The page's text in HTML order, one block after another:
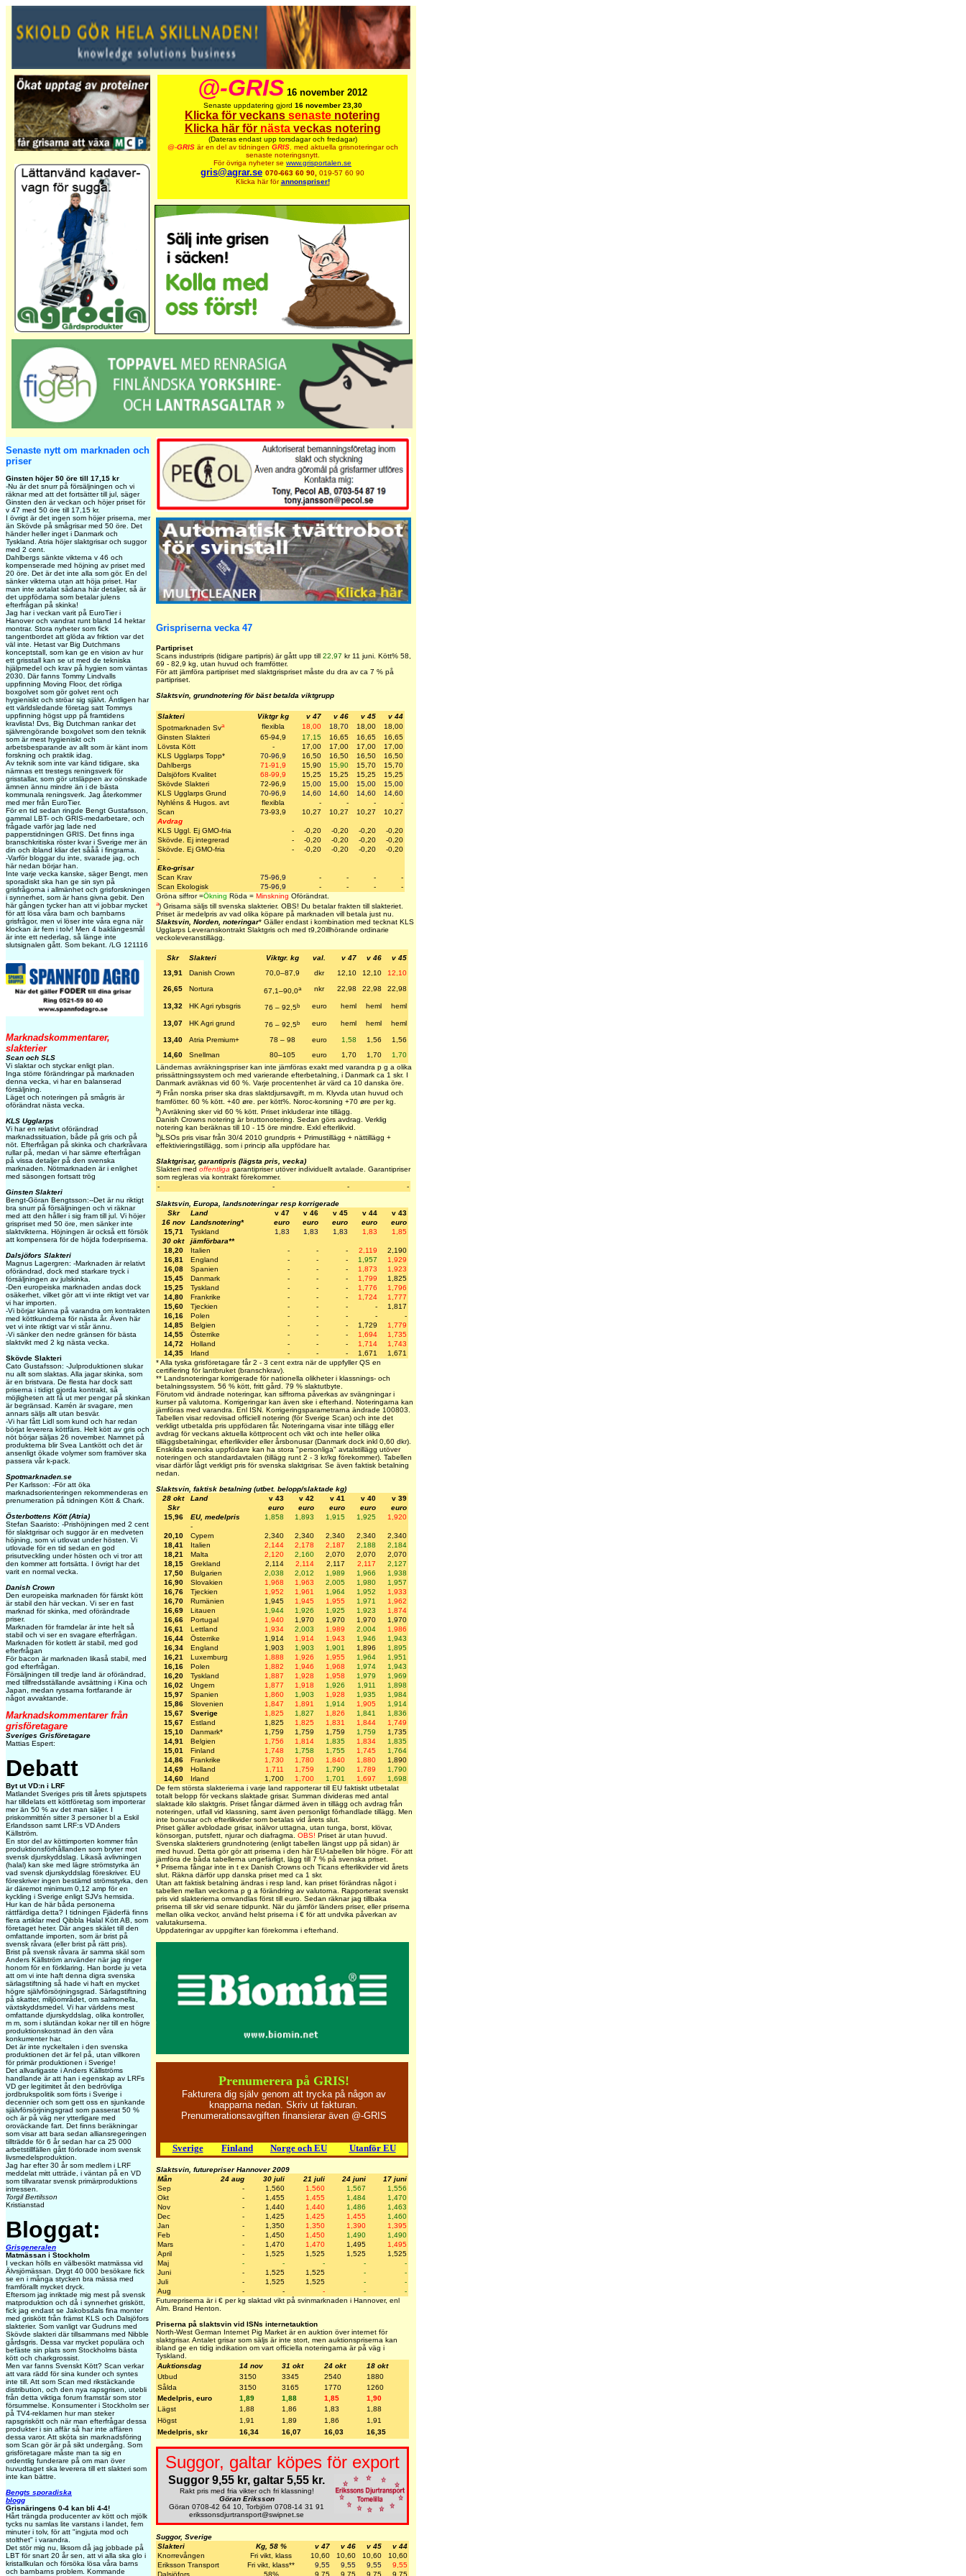
@-GRIS 16 november 2012
Senaste uppdatering gjord 16 november 23,30
Klicka för veckans senaste notering
Klicka här för nästa veckas notering
(Dateras endast upp torsdagar och fredagar)
@-GRIS är en del av tidningen GRIS, med aktuella grisnoteringaroch
senaste noteringsnytt.
För övriga nyheter se www.grisportalen.se
gris@agrar.se 070-663 60 90, 019-57 60 90
Klicka här förannonspriser!
Senaste nytt om marknaden och
priser
Ginsten höjer 50 öre till 17,15 kr
-Nu är det snurr på försäljningen och vi
räknar med att det fortsätter till jul, säger
Ginsten den är veckan och höjer priset för
v 47 med 50 öre till 17,15 kr.
I övrigt är det ingen som höjer priserna, mer
än Skövde på smågrisar med 50 öre. Det
händer heller inget i Danmark och
Tyskland. Atria höjer slaktgrisar och suggor
med 2 cent.
Dahlbergs sänkte vikterna v 46 och
kompenserade med höjning av priset med
20 öre. Det är det inte alla som gör. En del
sänker vikterna utan att höja priset. Har
man inte avtalat sådana här detaljer, så är
det uppfödarna som betalar julens
efterfrågan på skinka!
Jag har i veckan varit på EuroTier i
Hanover och vandrat runt bland 14 hektar
montrar. Stora nyheter som fick
tangentbordet att glöda av friktion var det
väl inte. Hetast var Big Dutchmans
konceptstall, som kan ge en vision av hur
ett grisstall kan se ut med de tekniska
hjälpmedel och krav på hygien som väntas
2030. Där fanns Tommy Lindvalls
uppfinning Moving Floor, det rörliga
boxgolvet som gör golvet rent och
hygieniskt och ströar sig självt. Äntligen har
ett världsledande företag satt Tommys
uppfinning högst upp på framtidens
kravlista! Dvs, Big Dutchman rankar det
självrengörande boxgolvet som den teknik
som är mest hygieniskt och
arbetsbesparande av allt som är känt inom
forskning och praktik idag.
Av teknik som inte var känd tidigare, ska
nämnas ett trestegs reningsverk för
grisstallar, som gör utsläppen av oönskade
ämnen ännu mindre än i de bästa
kommunala reningsverk. Jag återkommer
med mer från EuroTier.
För en tid sedan ringde Bengt Gustafsson,
gammal LBT- och GRIS-medarbetare, och
frågade varför jag lade ned
papperstidningen GRIS. Det finns inga
branschkritiska röster kvar i Sverige mer än
din och ibland kliar det sååå i fingrarna.
-Varför bloggar du inte, svarade jag, och
här nedan börjar han.
Inte varje vecka kanske, säger Bengt, men
sporadiskt ska han ge sin syn på
grisfrågorna i allmänhet och grisforskningen
i synnerhet, som är hans givna gebit. Den
här gången tycker han att vi jobbar mycket
för att lösa våra barn och barnbarns
grisfrågor, men vi löser inte våra egna när
klockan är fem i tolv! Men 4 baklängesmål
är inte ett nederlag, så länge inte
slutsignalen gått. Som bekant. /LG 121116
Marknadskommentarer,
slakterier
Scan och SLS
Vi slaktar och styckar enligt plan.
Inga större förändringar på marknaden
denna vecka, vi har en balanserad
försäljning.
Läget och noteringen på smågris är
oförändrat nästa vecka.
KLS Ugglarps
Vi har en relativt oförändrad
marknadssituation, både på gris och på
nöt. Efterfrågan på skinka och charkråvara
rullar på, medan vi har sämre efterfrågan
på vissa detaljer på den svenska
marknaden. Nötmarknaden är i enlighet
med säsongen fortsatt trög
Ginsten Slakteri
Bengt-Göran Bengtsson:--Det är nu riktigt
bra snurr på försäljningen och vi räknar
med att den håller i sig fram till jul. Vi höjer
grispriset med 50 öre, men sänker inte
slaktvikterna. Höjningen är också ett försök
att kompensera för de höjda foderpriserna.
Dalsjöfors Slakteri
Magnus Lagergren: -Marknaden är relativt
oförändrad, dock med starkare tryck i
försäljningen av julskinka.
-Den europeiska marknaden andas dock
osäkerhet, vilket gör att vi inte riktigt vet var
vi har importen.
-Vi börjar känna på varandra om kontrakten
med köttkunderna för nästa år. Även här
vet vi inte riktigt var vi står ännu.
-Vi sänker den nedre gränsen för bästa
slaktvikt med 2 kg nästa vecka.
Skövde Slakteri
Cato Gustafsson: -Julproduktionen slukar
nu allt som slaktas. Alla jagar skinka, som
är en bristvara. De flesta har dock satt
priserna i tidigt gjorda kontrakt, så
möjligheten att få ut mer pengar på skinkan
är begränsad. Karrén är svagare, men
annars säljs allt utan besvär.
-Vi har fått Lidl som kund och har redan
börjat leverera köttfärs. Helt kött av gris och
nöt börjar säljas 26 november. Namnet på
produkterna blir Svea Lantkött och det är
ansenligt ökade volymer som framöver ska
passera vår k-pack.
Spotmarknaden.se
Per Karlsson: -För att öka
marknadsorienteringen rekommenderas en
prenumeration på tidningen Kött & Chark.
Österbottens Kött (Atria)
Stefan Saaristo: -Prishöjningen med 2 cent
för slaktgrisar och suggor är en medveten
höjning, som vi utlovat under hösten. Vi
utlovade för en tid sedan en god
prisutveckling under hösten och vi tror att
den kommer att fortsätta. I övrigt har det
varit en normal vecka.
Danish Crown
Den europeiska marknaden för färskt kött
är stabil den här veckan. Vi ser en fast
marknad för skinka, med oförändrade
priser.
Marknaden för framdelar är inte helt så
stabil och vi ser en svagare efterfrågan.
Marknaden för kotlett är stabil, med god
efterfrågan
För bacon är marknaden likaså stabil, med
god efterfrågan.
Försäljningen till tredje land är oförändrad,
med tillfredsställande avsättning i Kina och
Japan, medan ryssarna fortfarande är
något avvaktande.
Marknadskommentarer från
grisföretagare
Sveriges Grisföretagare
Mattias Espert:
Debatt
Byt ut VD:n i LRF
Matlandet Sveriges pris till årets spjutspets
har tilldelats ett köttföretag som importerar
mer än 50 % av det man säljer. I
priskommittén sitter 3 personer bl a Eskil
Erlandsson samt LRF:s VD Anders
Källström.
En stor del av köttimporten kommer från
produktionsförhållanden som bryter mot
svensk djurskyddslag. Likaså avlivningen
(halal) kan ske med lägre strömstyrka än
vad svensk djurskyddslag föreskriver. EU
föreskriver ingen bestämd strömstyrka, den
är däremot minimum 0,12 amp för en
kyckling i Sverige enligt SJVs hemsida.
Hur kan de här båda personerna
rättfärdiga detta? I tidningen Fjäderfä finns
flera artiklar med Qibbla Halal Kött AB, som
företaget heter. Där anges skälet till den
omfattande importen, som är brist på
svensk råvara (eller brist på rätt pris).
Brist på svensk råvara är samma skäl som
Anders Källström använder när jag ringer
honom för en förklaring. Han borde ju veta
att om vi inte haft denna digra svenska
särlagstiftning så hade vi haft en mycket
högre självförsörjningsgrad. Särlagstiftning
på skatter, miljöområdet, om salmonella,
växtskyddsmedel. Vi har världens mest
omfattande djurskyddslag, olika kontroller,
m m, som i slutändan kokar ner till en högre
produktionskostnad än den våra
konkurrenter har.
Det är inte nyckeltalen i den svenska
produktionen det är fel på, utan villkoren
för primär produktionen i Sverige!
Det allvarligaste i Anders Källströms
handlande är att han i egenskap av LRFs
VD ger legitimitet åt den bedrövliga
jordbrukspolitik som förts i Sverige i
decennier och som gett oss en sjunkande
självförsörjningsgrad som passerat 50 %
och är på väg ner ytterligare med
oroväckande fart. Det finns beräkningar
som visar att bara sedan alliansregeringen
tillträdde för 6 år sedan har ca 25 000
arbetstillfällen gått förlorade inom svensk
livsmedelsproduktion.
Jag har efter 30 år som medlem i LRF
meddelat mitt utträde, i väntan på en VD
som tillvaratar svensk primärproduktions
intressen.
Torgil Bertilsson
Kristianstad
Bloggat:
Grisgeneralen
Matmässan i Stockholm
I veckan hölls en välbesökt matmässa vid
Älvsjömässan. Drygt 40 000 besökare fick
se en i många stycken bra mässa med
framförallt mycket dryck.
Eftersom jag inriktade mig mest på svensk
matproduktion och då i synnerhet griskött,
fick jag endast se Jakobsdals fina monter
med griskött från främst KLS och Dalsjöfors
slakterier. Som vanligt var Gudruns med
Skövde slakteri där tillsammans med Nibble
gårdsgris. Dessa var mycket populära och
befäste sin plats som Stockholms bästa
kött och charkgrossist.
Men var fanns Svenskt Kött? Scan verkar
att vara rädd för sina kunder och syntes
inte till. Att som Scan med rikstäckande
distribution, och den nya rapsgrisen, utebli
från detta viktiga forum framstår som stor
försummelse. Konsumenter i Stockholm ser
på TV4-reklamen hur man steker
rapsgriskött och när man efterfrågar dessa
produkter i sin affär så har inte affären
dessa varor. Att sköta sin marknadsföring
som Scan gör är på sikt undergång. Som
grisföretagare måste man ta sig en
ordentlig funderare på om man över
huvudtaget ska leverera till ett slakteri som
inte kan bättre.
Bengts sporadiska
blogg
Grisnäringens 0-4 kan bli 4-4!
Hårt trängda producenter av kött och mjölk
tycks nu samlas lite varstans i landet, fem
minuter i tolv, för att "ingjuta mod och
stolthet" i varandra.
Det stör mig nu, liksom då jag jobbade på
LBT för snart 20 år sen, att vi alla ska glo i
kristallkulan och försöka lösa våra barns
och barnbarns problem. Kommande
Grispriserna vecka 47
Partipriset
Scans industripris (tidigare partipris) är gått upp till 22,97 kr 11 juni. Kött% 58,
69 - 82,9 kg, utan huvud och framfötter.
För att jämföra partipriset med slaktgrispriset måste du dra av ca 7 % på
partipriset.
Slaktsvin, grundnotering för bäst betalda viktgrupp
Slakteri Viktgr kg v 47 v 46 v 45
v 44
Spotmarknaden Sva flexibla 18,00 18,70 18,00
18,00
Ginsten Slakteri
65-94,9 17,15 16,65 16,65
16,65
Lövsta Kött
- 17,00 17,00 17,00
17,00
KLS Ugglarps Topp* 70-96,9 16,50 16,50 16,50
16,50
Dahlbergs
71-91,9 15,90 15,90 15,70
15,70
Dalsjöfors Kvalitet
68-99,9 15,25 15,25 15,25
15,25
Skövde Slakteri
72-96,9 15,00 15,00 15,00
15,00
KLS Ugglarps Grund
70-96,9 14,60 14,60 14,60
14,60
Nyhléns & Hugos. avt
flexibla - - -
-
Scan
73-93,9 10,27 10,27 10,27
10,27
Avdrag
KLS Uggl. Ej GMO-fria
- -0,20 -0,20 -0,20
-0,20
Skövde. Ej integrerad
- -0,20 -0,20 -0,20
-0,20
Skövde. Ej GMO-fria
- -0,20 -0,20 -0,20
-0,20
-
Eko-grisar
Scan Krav
75-96,9 - - -
-
Scan Ekologisk
75-96,9 - - -
-
Gröna siffror =Ökning Röda = Minskning Oförändrat.
a) Grisarna säljs till svenska slakterier. OBS! Du betalar frakten till slakteriet.
Priset är medelpris av vad olika köpare på marknaden vill betala just nu.
Slaktsvin, Norden, noteringar* Gäller endast i kombination med tecknat KLS
Ugglarps Leveranskontrakt Slaktgris och med t9,20illhörande ordinarie
veckoleveranstillägg.
Skr Slakteri Viktgr. kg val. v 47 v 46
v 45
13,91
Danish Crown 70,0–87,9 dkr 12,10 12,10
12,10
26,65
Nortura 67,1–90,0a nkr 22,98 22,98 22,98
13,32 HK Agri rybsgris 76 – 92,5b euro heml heml heml
13,07 HK Agri grund 76 – 92,5b euro heml heml heml
13,40 Atria Premium+ 78 – 98 euro 1,58 1,56
1,56
14,60
Snellman 80–105 euro 1,70 1,70
1,70
Ländernas avräkningspriser kan inte jämföras exakt med varandra p g a olika
prissättningssystem och med varierande efterbetalning, i Danmark ca 1 skr. I
Danmark avräknas vid 60 %. Varje procentenhet är värd ca 10 danska öre.
a) Från norska priser ska dras slaktdjursavgift, m m. Klyvda utan huvud och
framfötter. 60 % kött. +40 øre. per kött%. Noroc-korsning +70 øre per kg.
b) Avräkning sker vid 60 % kött. Priset inkluderar inte tillägg.
Danish Crowns notering är bruttonotering. Sedan görs avdrag. Verklig
notering kan beräknas till 10 - 15 öre mindre. Exkl efterlikvid.
b)LSOs pris visar från 30/4 2010 grundpris + Primustillägg + nättillägg +
effektivieringstillägg, som i princip alla uppfödare har.
Slaktgrisar, garantipris (lägsta pris, vecka)
Slakteri med offentliga garantipriser utöver individuellt avtalade. Garantipriser
som regleras via kontrakt förekommer.
-
- - -
Slaktsvin, Europa, landsnoteringar resp korrigerade
Skr
Land v 47 v 46 v 45 v 44
v 43
16 nov
Landsnotering* euro euro euro euro
euro
15,71
Tyskland 1,83 1,83 1,83 1,83
1,85
30 okt
jämförbara**
18,20
Italien - - - 2,119
2,190
16,81
England - - - 1,957
1,929
16,08
Spanien - - - 1,873
1,923
15,45
Danmark - - - 1,799
1,825
15,25
Tyskland - - - 1,776
1,796
14,80
Frankrike - - - 1,724
1,777
15,60
Tjeckien - - - -
1,817
16,16
Polen - - - -
-
14,85
Belgien - - - 1,729
1,779
14,55
Österrike - - - 1,694
1,735
14,72
Holland - - - 1,714
1,743
14,35
Irland - - - 1,671
1,671
* Alla tyska grisföretagare får 2 - 3 cent extra när de uppfyller QS en
certifiering för lantbruket (branschkrav).
** Landsnoteringar korrigerade för nationella olikheter i klassnings- och
betalningssystem. 56 % kött, fritt gård. 79 % slaktutbyte.
Förutom vid ändrade noteringar, kan siffrorna påverkas av svängningar i
kurser på valutorna. Korrigeringar kan även ske i efterhand. Noteringarna kan
jämföras med varandra. Enl ISN. Korrigeringsparametrarna ändrade 100803.
Tabellen visar redovisad officiell notering (för Sverige Scan) och inte det
verkligt utbetalda pris uppfödaren får. Noteringarna visar inte tillägg eller
avdrag för veckans aktuella köttprocent och vikt och inte heller olika
tilläggsbetalningar, efterlikvider eller årsbonusar (Danmark dock inkl 0,60 dkr).
Enskilda svenska uppfödare kan ha stora "personliga" avtalstillägg utöver
noteringen och standardavtalen (tillägg runt 2 - 3 kr/kg förekommer). Tabellen
visar därför lågt verkligt pris för svenska slaktgrisar. Se även faktisk betalning
nedan.
Slaktsvin, faktisk betalning (utbet. belopp/slaktade kg)
28 okt
Land v 43 v 42 v 41 v 40
v 39
Skr
euro euro euro euro
euro
15,96
EU, medelpris 1,858 1,893 1,915 1,925
1,920
-
20,10
Cypern 2,340 2,340 2,340 2,340
2,340
18,41
Italien 2,144 2,178 2,187 2,188
2,184
18,21
Malta 2,120 2,160 2,070 2,070
2,070
18,15
Grekland 2,114 2,114 2,117 2,117
2,127
17,50
Bulgarien 2,038 2,012 1,989 1,966
1,938
16,90
Slovakien 1,968 1,963 2,005 1,980
1,957
16,76
Tjeckien 1,952 1,961 1,964 1,952
1,933
16,70
Rumänien 1,945 1,945 1,955 1,971
1,962
16,69
Litauen 1,944 1,926 1,925 1,923
1,874
16,66
Portugal 1,940 1,970 1,970 1,970
1,970
16,61
Lettland 1,934 2,003 1,989 2,004
1,986
16,44
Österrike 1,914 1,914 1,943 1,946
1,943
16,34
England 1,903 1,903 1,901 1,896
1,895
16,21
Luxemburg 1,888 1,926 1,955 1,964
1,951
16,16
Polen 1,882 1,946 1,968 1,974
1,943
16,20
Tyskland 1,887 1,928 1,958 1,979
1,969
16,02
Ungern 1,877 1,918 1,926 1,911
1,898
15,97
Spanien 1,860 1,903 1,928 1,935
1,984
15,86
Slovenien 1,847 1,891 1,914 1,905
1,914
15,67
Sverige 1,825 1,827 1,826 1,841
1,836
15,67
Estland 1,825 1,825 1,831 1,844
1,749
15,10
Danmark* 1,759 1,759 1,759 1,759
1,735
14,91
Belgien 1,756 1,814 1,835 1,834
1,835
15,01
Finland 1,748 1,758 1,755 1,745
1,764
14,86
Frankrike 1,730 1,780 1,840 1,880
1,890
14,69
Holland 1,711 1,759 1,790 1,789
1,790
14,60
Irland 1,700 1,700 1,701 1,697
1,698
De fem största slakterierna i varje land rapporterar till EU faktiskt utbetalat
totalt belopp för veckans slaktade grisar. Summan divideras med antal
slaktade kilo slaktgris. Priset fångar därmed även in tillägg och avdrag från
noteringen, utfall vid klassning, samt även personligt förhandlade tillägg. Men
inte bonusar och efterlikvider som betalas vid årets slut.
Priset gäller avblodade grisar, inälvor uttagna, utan tunga, borst, klövar,
könsorgan, putsfett, njurar och diafragma. OBS! Priset är utan huvud.
Svenska slakteriers grundnotering (enligt tabellen längst upp på sidan) är
med huvud. Detta gör gör att priserna i den här EU-tabellen blir högre. För att
jämföra de båda tabellerna ungefärligt, lägg till 7 % på svenska priset.
* Priserna fångar inte in t ex Danish Crowns och Ticans efterlikvider vid årets
slut. Räkna därför upp danska priset med ca 1 skr.
Utan att faktisk betalning ändras i resp land, kan priset förändras något i
tabellen mellan veckorna p g a förändring av valutorna. Rapporterat svenskt
pris vid slakterierna omvandlas först till euro. Sedan räknar jag tillbaka
priserna till skr vid senare tidpunkt. När du jämför länders priser, eller priserna
mellan olika veckor, använd helst priserna i € för att undvika påverkan av
valutakurserna.
Uppdateringar av uppgifter kan förekomma i efterhand.
Prenumerera på GRIS!
Fakturera dig själv genom att trycka på någon av
knapparna nedan. Skriv ut fakturan.
Prenumerationsavgiften finansierar även @-GRIS
Sverige Finland Norge och EU Utanför EU
Slaktsvin, futurepriser Hannover 2009
Mån
24 aug 30 juli 21 juli 24 juni
17 juni
Sep
- 1,560 1,560 1,567
1,556
Okt
- 1,455 1,455 1,484
1,470
Nov
- 1,440 1,440 1,486
1,463
Dec
- 1,425 1,425 1,455
1,460
Jan
- 1,350 1,350 1,390
1,395
Feb
- 1,450 1,450 1,490
1,490
Mars
- 1,470 1,470 1,495
1,495
April
- 1,525 1,525 1,525
1,525
Maj
- - - -
-
Juni
- 1,525 1,525 -
-
Juli
- 1,525 1,525 -
-
Aug
- - - -
-
Futurepriserna är i € per kg slaktad vikt på svinmarknaden i Hannover, enl
Alm. Brand Henton.
Priserna på slaktsvin vid ISNs internetauktion
North-West German Internet Pig Market är en auktion över internet för
slaktgrisar. Antalet grisar som säljs är inte stort, men auktionspriserna kan
ibland ge en tidig indikation om vart officiella noteringarna är på väg i
Tyskland.
Auktionsdag
14 nov 31 okt 24 okt
18 okt
Utbud
3150 3345 2540
1880
Sålda
3150 3165 1770
1260
Medelpris, euro
1,89 1,88 1,85
1,90
Lägst
1,88 1,86 1,83
1,88
Högst
1,91 1,89 1,86
1,91
Medelpris, skr
16,34 16,07 16,03 16,35
Suggor, galtar köpes för export
Suggor 9,55 kr, galtar 5,55 kr.
Rakt pris med fria vikter och fri klassning!
Göran Eriksson
Göran 0708-42 64 10, Torbjörn 0708-14 31 91
erikssonsdjurtransport@swipnet.se
Suggor, Sverige
Slakteri
Kg, 58 % v 47 v 46 v 45
v 44
Knorrevången
Fri vikt, klass 10,60 10,60 10,60
10,60
Eriksson Transport
Fri vikt, klass** 9,55 9,55 9,55
9,55